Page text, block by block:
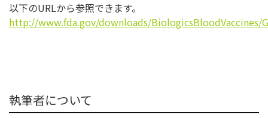
以下のURLから参照できます。
http://www.fda.gov/downloads/BiologicsBloodVaccines/
執筆者について